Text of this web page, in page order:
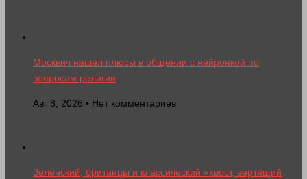
Москвич нашел плюсы в общении с нейронкой по
вопросам религии
Авг 8, 2026 • Нет комментариев
Зеленский, британцы и классический «хвост, вертящий